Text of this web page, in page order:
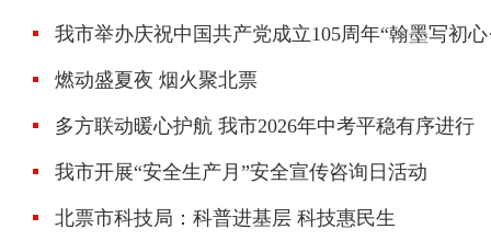
我市举办庆祝中国共产党成立105周年“翰墨写初
燃动盛夏夜 烟火聚北票
多方联动暖心护航 我市2026年中考平稳有序进行
我市开展“安全生产月”安全宣传咨询日活动
北票市科技局：科普进基层 科技惠民生